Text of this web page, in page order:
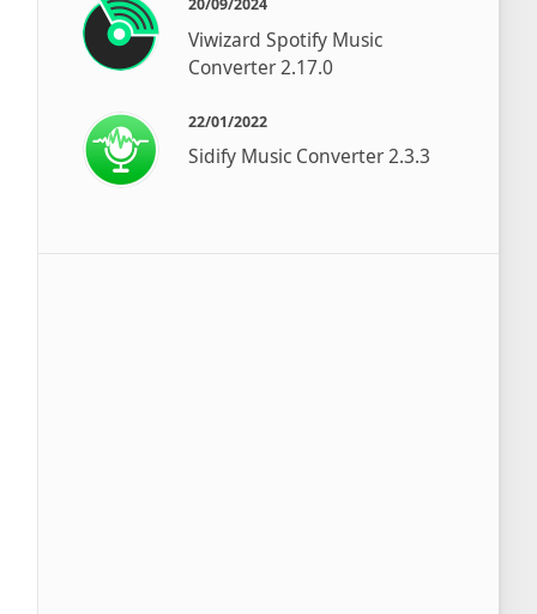
20/09/2024
Viwizard Spotify Music
Converter 2.17.0
22/01/2022
Sidify Music Converter 2.3.3